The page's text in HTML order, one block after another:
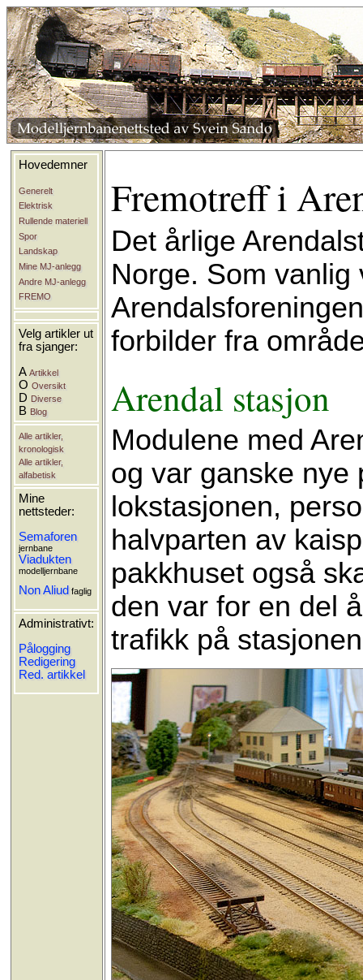
Hovedemner
Generelt
Elektrisk
Rullende materiell
Spor
Landskap
Mine MJ-anlegg
Andre MJ-anlegg
FREMO
Velg artikler ut
fra sjanger:
AArtikkel
OOversikt
D Diverse
B Blog
Alle artikler,
kronologisk
Alle artikler,
alfabetisk
Mine
nettsteder:
Semaforen
jernbane
Viadukten
modelljernbane
Non Aliud faglig
Administrativt:
Pålogging
Redigering
Red. artikkel
Fremotreff i
Det årlige
Norge. Som
forbilder fra
Arendal stasjon
Modulene med
og var ganske nye
lokstasjonen,
halvparten av
pakkhuset også
den var for en del
trafikk på